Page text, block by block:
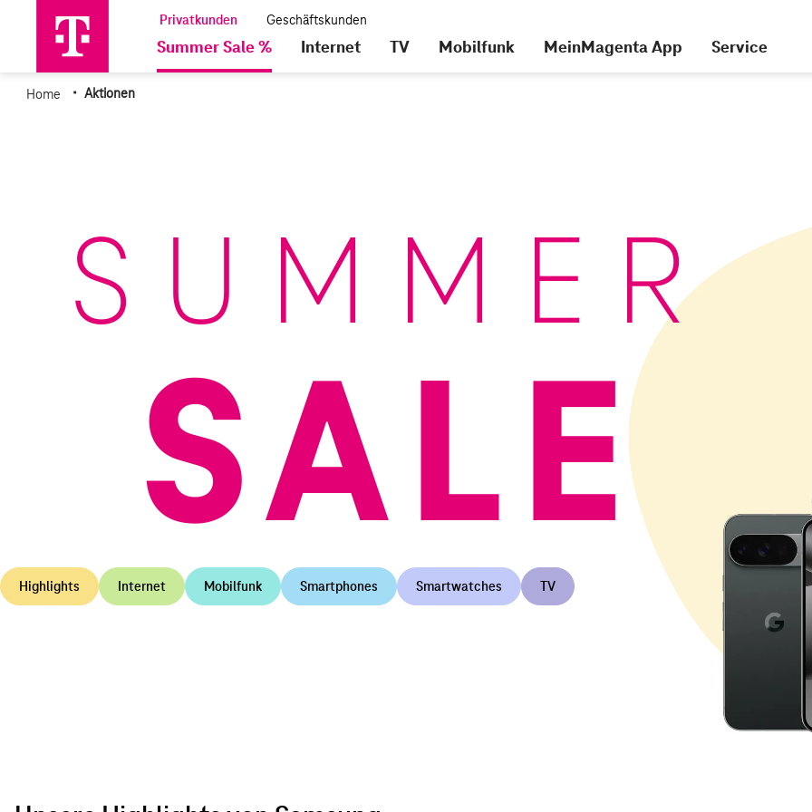
Summer Sale % Internet TV Mobilfunk MeinMagenta App Service
Home · Aktionen
SUMMER
SALE
Highlights Internet Mobilfunk Smartphones Smartwatches TV